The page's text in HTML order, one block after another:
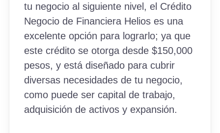
tu negocio al siguiente nivel, el Crédito
Negocio de Financiera Helios es una
excelente opción para lograrlo; ya que
este crédito se otorga desde $150,000
pesos, y está diseñado para cubrir
diversas necesidades de tu negocio,
como puede ser capital de trabajo,
adquisición de activos y expansión.